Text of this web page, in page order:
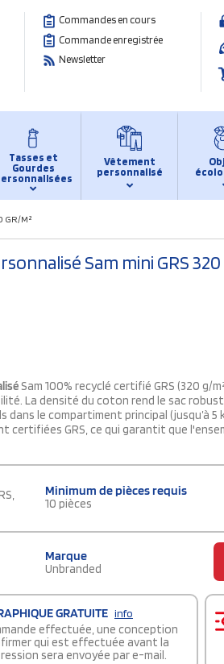
Commandes en cours
Commande enregistrée
Newsletter
Tasses et
Gourdes
Vêtement
personnalisé
GR/M²
Sam mini GRS
Sam 100% recyclé certifié GRS (320
La densité du coton rend le sac
dans le compartiment principal (jusqu’à
certifiées GRS, ce qui garantit que
Minimum de pièces requis
10 pièces
Marque
Unbranded
GRATUITE info
effectuée, une conception
qui est effectuée avant la
sera envoyée par e-mail.